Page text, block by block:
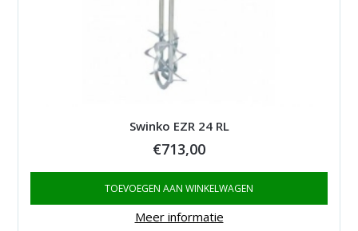
Swinko EZR 24 RL
€713,00
TOEVOEGEN AAN WINKELWAGEN
Meer informatie